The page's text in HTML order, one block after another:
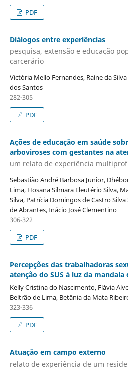
PDF
Diálogos entre experiências
pesquisa, extensão e educação
carcerário
Victória Mello Fernandes, Raíne da
dos Santos
282-305
PDF
Ações de educação em saúde
arboviroses com gestantes na
um relato de experiência
Sebastião André Barbosa Junior,
Lima, Hosana Silmara Eleutério Silva,
Silva, Patrícia Domingos de Castro Silva
de Abrantes, Inácio José Clementino
306-322
PDF
Percepções das trabalhadoras
atenção do SUS à luz da mandala
Kelly Cristina do Nascimento, Flávia
Beltrão de Lima, Betânia da Mata
323-336
PDF
Atuação em campo externo
relato de experiência de um